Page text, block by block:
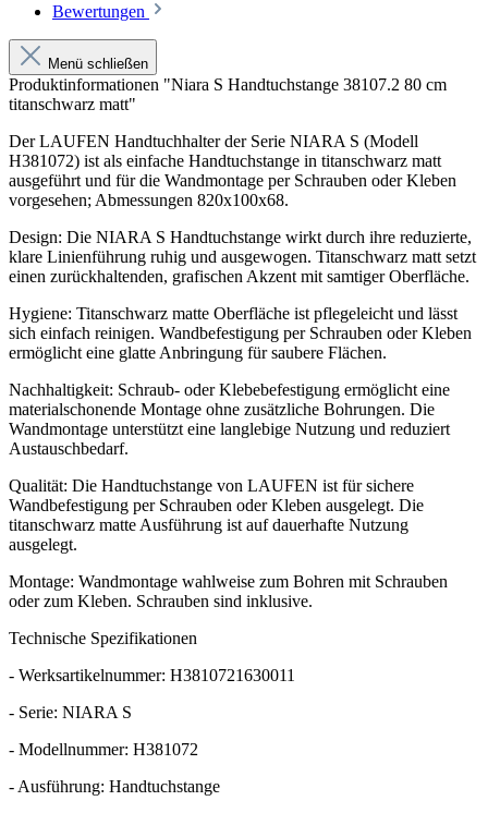
Bewertungen
Menü schließen
Produktinformationen "Niara S Handtuchstange 38107.2 80 cm
titanschwarz matt"
Der LAUFEN Handtuchhalter der Serie NIARA S (Modell
H381072) ist als einfache Handtuchstange in titanschwarz matt
ausgeführt und für die Wandmontage per Schrauben oder Kleben
vorgesehen; Abmessungen 820x100x68.
Design: Die NIARA S Handtuchstange wirkt durch ihre reduzierte,
klare Linienführung ruhig und ausgewogen. Titanschwarz matt setzt
einen zurückhaltenden, grafischen Akzent mit samtiger Oberfläche.
Hygiene: Titanschwarz matte Oberfläche ist pflegeleicht und lässt
sich einfach reinigen. Wandbefestigung per Schrauben oder Kleben
ermöglicht eine glatte Anbringung für saubere Flächen.
Nachhaltigkeit: Schraub- oder Klebebefestigung ermöglicht eine
materialschonende Montage ohne zusätzliche Bohrungen. Die
Wandmontage unterstützt eine langlebige Nutzung und reduziert
Austauschbedarf.
Qualität: Die Handtuchstange von LAUFEN ist für sichere
Wandbefestigung per Schrauben oder Kleben ausgelegt. Die
titanschwarz matte Ausführung ist auf dauerhafte Nutzung
ausgelegt.
Montage: Wandmontage wahlweise zum Bohren mit Schrauben
oder zum Kleben. Schrauben sind inklusive.
Technische Spezifikationen
- Werksartikelnummer: H3810721630011
- Serie: NIARA S
- Modellnummer: H381072
- Ausführung: Handtuchstange